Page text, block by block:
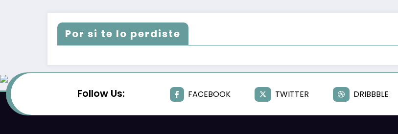
Por si te lo perdiste
Follow Us: FACEBOOK TWITTER DRIBBBLE